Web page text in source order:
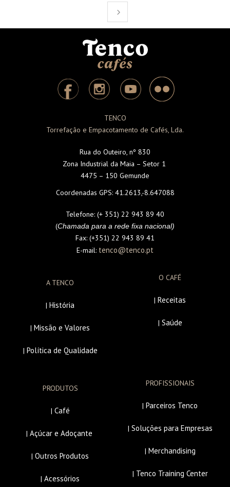
TENCO
Torrefação e Empacotamento de Cafés, Lda.
Rua do Outeiro, nº 830
Zona Industrial da Maia – Setor 1
4475 – 150 Gemunde
Coordenadas GPS:41.2613,-8.647088
Telefone: (+ 351) 22 943 89 40
(Chamada para a rede fixa nacional)
Fax: (+351) 22 943 89 41
E-mail: tenco@tenco.pt
A TENCO
| História
| Missão e Valores
| Política de Qualidade
O CAFÉ
| Receitas
| Saúde
PRODUTOS
| Café
| Açúcar e Adoçante
| Outros Produtos
| Acessórios
PROFISSIONAIS
| Parceiros Tenco
| Soluções para Empresas
| Merchandising
| Tenco Training Center